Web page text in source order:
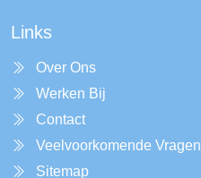
Links
Over Ons
Werken Bij
Contact
Veelvoorkomende Vragen
Sitemap